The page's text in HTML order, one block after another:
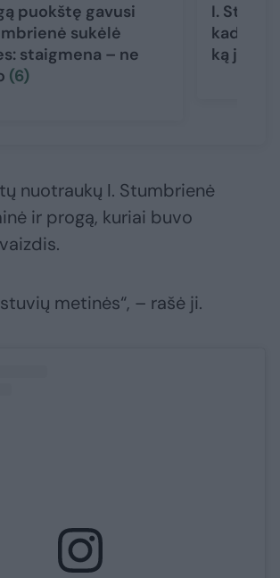
puokštę gavusi
sukėlė
staigmena – ne
(6)
I.
kadrus
ką jie
nuotraukų I. Stumbrienė
ir progą, kuriai buvo
metinės“, – rašė ji.